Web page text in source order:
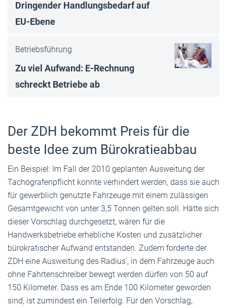
Dringender Handlungsbedarf auf
EU-Ebene
Betriebsführung
Zu viel Aufwand: E-Rechnung
schreckt Betriebe ab
Der ZDH bekommt Preis für die
beste Idee zum Bürokratieabbau
Ein Beispiel: Im Fall der 2010 geplanten Ausweitung der
Tachografenpflicht konnte verhindert werden, dass sie auch
für gewerblich genutzte Fahrzeuge mit einem zulässigen
Gesamtgewicht von unter 3,5 Tonnen gelten soll. Hätte sich
dieser Vorschlag durchgesetzt, wären für die
Handwerksbetriebe erhebliche Kosten und zusätzlicher
bürokratischer Aufwand entstanden. Zudem forderte der
ZDH eine Ausweitung des Radius', in dem Fahrzeuge auch
ohne Fahrtenschreiber bewegt werden dürfen von 50 auf
150 Kilometer. Dass es am Ende 100 Kilometer geworden
sind, ist zumindest ein Teilerfolg. Für den Vorschlag,